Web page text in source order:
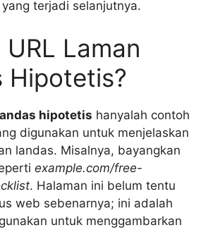
terjadi selanjutnya.
Laman
Hipotetis?
hipotetis hanyalah contoh
digunakan untuk menjelaskan
landas. Misalnya, bayangkan
example.com/free-
. Halaman ini belum tentu
web sebenarnya; ini adalah
untuk menggambarkan